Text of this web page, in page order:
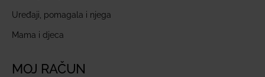
Uređaji, pomagala i njega
Mama i djeca
MOJ RAČUN